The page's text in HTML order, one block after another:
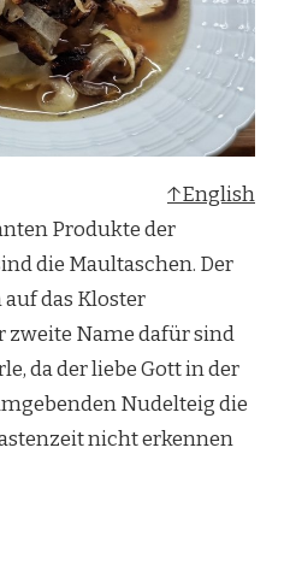
↑English
Produkte der
die Maultaschen. Der
das Kloster
zweite Name dafür sind
da der liebe Gott in der
Nudelteig die
nicht erkennen